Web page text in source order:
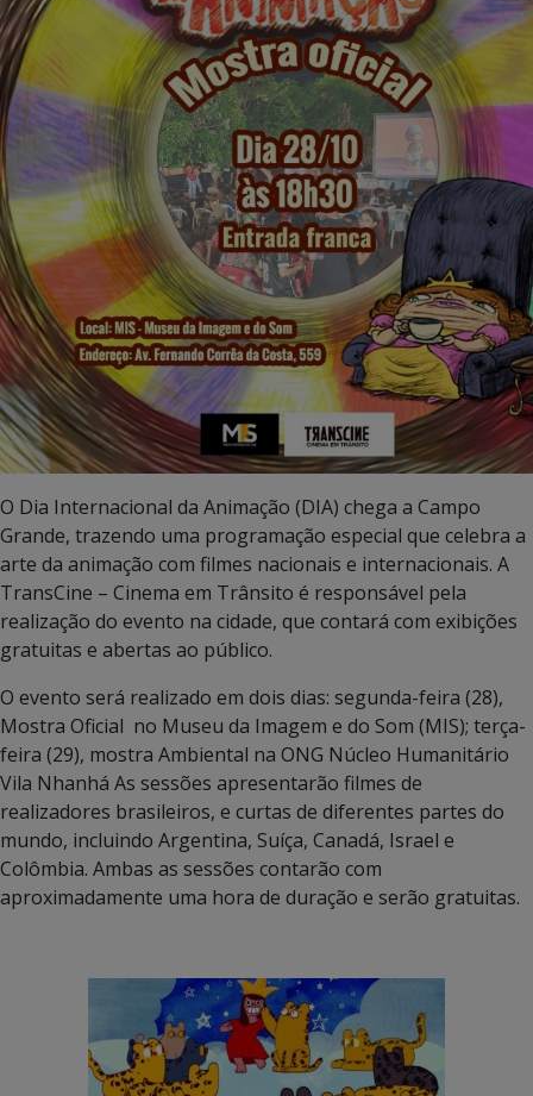
O Dia Internacional da Animação (DIA) chega a Campo
Grande, trazendo uma programação especial que celebra a
arte da animação com filmes nacionais e internacionais. A
TransCine – Cinema em Trânsito é responsável pela
realização do evento na cidade, que contará com exibições
gratuitas e abertas ao público.
O evento será realizado em dois dias: segunda-feira (28),
Mostra Oficial no Museu da Imagem e do Som (MIS); terça-
feira (29), mostra Ambiental na ONG Núcleo Humanitário
Vila Nhanhá As sessões apresentarão filmes de
realizadores brasileiros, e curtas de diferentes partes do
mundo, incluindo Argentina, Suíça, Canadá, Israel e
Colômbia. Ambas as sessões contarão com
aproximadamente uma hora de duração e serão gratuitas.